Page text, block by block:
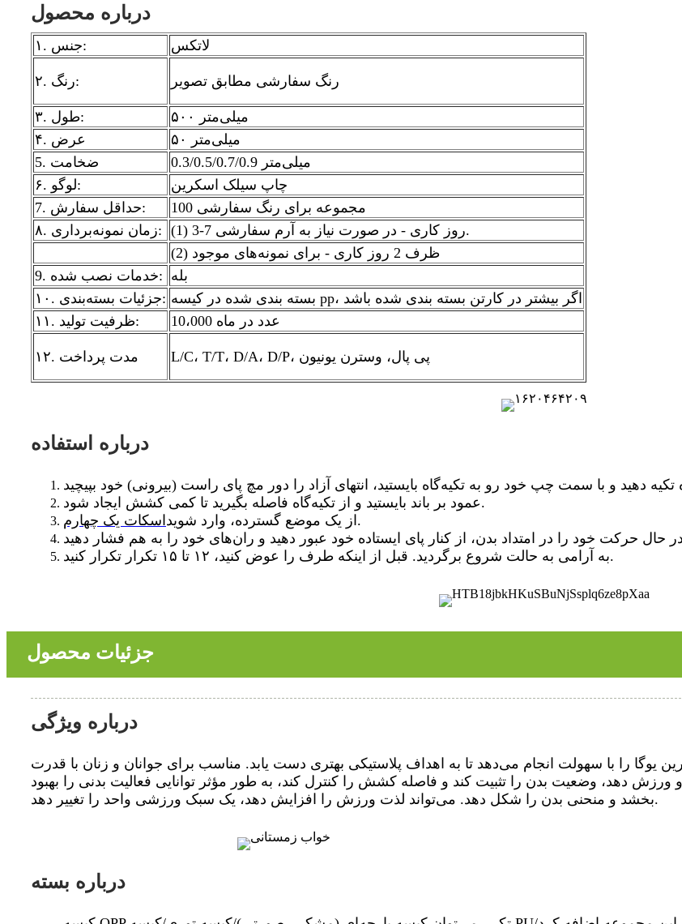
درباره محصول
۱. جنس: لاتکس
۲. رنگ: رنگ سفارشی مطابق تصویر
۳. طول:
۵۰۰ میلی‌متر
۴. عرض
۵۰ میلی‌متر
5. ضخامت
0.3/0.5/0.7/0.9 میلی‌متر
۶. لوگو:
چاپ سیلک اسکرین
7. حداقل سفارش:
100 مجموعه برای رنگ سفارشی
۸. زمان نمونه‌برداری:
(1) 3-7 روز کاری - در صورت نیاز به آرم سفارشی.
(2) ظرف 2 روز کاری - برای نمونه‌های موجود
9. خدمات نصب شده: بله
۱۰. جزئیات بسته‌بندی:
بسته بندی شده در کیسه pp، اگر بیشتر در کارتن بسته بندی شده باشد
۱۱. ظرفیت تولید:
10،000 عدد در ماه
۱۲. مدت پرداخت L/C، T/T، D/A، D/P، پی پال، وسترن یونیون
درباره استفاده
عمود بر باند بایستید و از تکیه‌گاه فاصله بگیرید تا کمی کشش ایجاد شود.
از یک موضع گسترده، وارد شویداسکات یک چهارم
.
به آرامی به حالت شروع برگردید. قبل از اینکه طرف را عوض کنید، ۱۲ تا ۱۵ تکرار تکرار کنید.
جزئیات محصول
درباره ویژگی
یوگا را با سهولت انجام می‌دهد تا به اهداف پلاستیکی بهتری دست یابد. مناسب برای جوانان و زنان با قدرت
دهد، وضعیت بدن را تثبیت کند و فاصله کشش را کنترل کند، به طور مؤثر توانایی فعالیت بدنی را بهبود
بخشد و منحنی بدن را شکل دهد. می‌تواند لذت ورزش را افزایش دهد، یک سبک ورزشی واحد را تغییر دهد.
درباره بسته